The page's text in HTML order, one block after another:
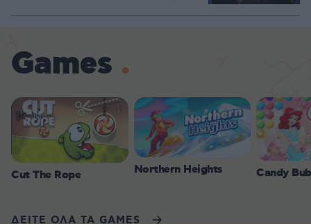
Games
Cut The Rope Northern Heights Candy
ΔΕΙΤΕ ΟΛΑ ΤΑ GAMES